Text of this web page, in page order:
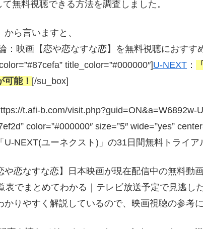
無料視聴できる方法を調査しました。
ら言いますと、
：映画【恋や恋なすな恋】を無料視聴におすす
title_color=”#000000″]U-NEXT ：
能！ [/su_box]
t.afi-b.com/visit.php?guid=ON&a=W6892w-
color=”#000000″ size=”5″ wide=”yes”
U-NEXT(ユーネクスト)」の31日間無料トライ
や恋なすな恋】日本映画が現在配信中の無料動
表でまとめてわかる｜テレビ放送予定で見逃し
かりやすく解説しているので、映画視聴の参考